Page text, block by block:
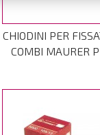
CHIODINI PER
COMBI MAURER